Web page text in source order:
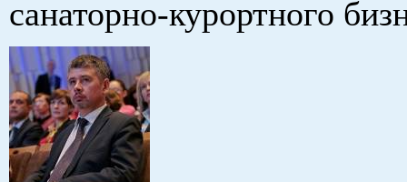
санаторно-курортного